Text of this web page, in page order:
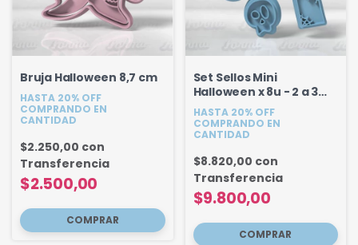
Bruja Halloween 8,7 cm
HASTA 20% OFF
COMPRANDO EN
CANTIDAD
$2.500,00
$2.250,00 con
Transferencia
Set Sellos Mini
Halloween x 8u - 2 a 3
cm
HASTA 20% OFF
COMPRANDO EN
CANTIDAD
$9.800,00
$8.820,00 con
Transferencia